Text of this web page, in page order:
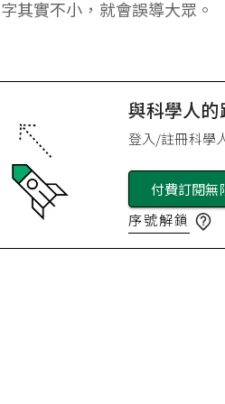
其實不小，就會誤導大眾。
與科學人的
登入/註冊科學
付費訂閱無
序號解鎖